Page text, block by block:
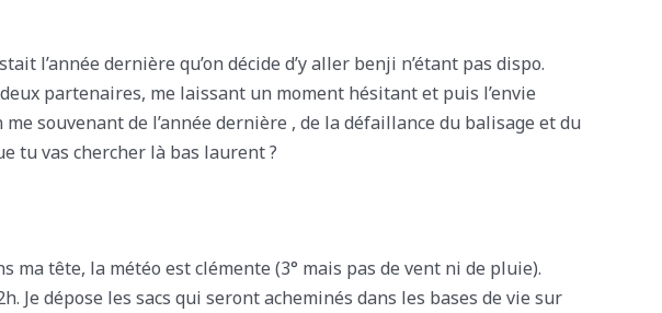
l’année dernière qu’on décide d’y aller benji n’étant pas dispo.
partenaires, me laissant un moment hésitant et puis l’envie
souvenant de l’année dernière , de la défaillance du balisage et du
tu vas chercher là bas laurent ?
tête, la météo est clémente (3° mais pas de vent ni de pluie).
Je dépose les sacs qui seront acheminés dans les bases de vie sur